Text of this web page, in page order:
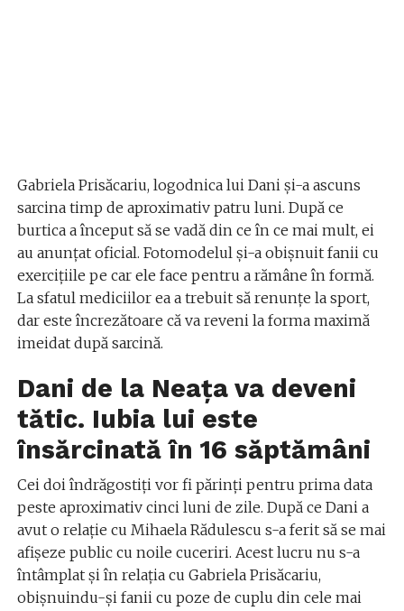
Gabriela Prisăcariu, logodnica lui Dani și-a ascuns
sarcina timp de aproximativ patru luni. După ce
burtica a început să se vadă din ce în ce mai mult, ei
au anunțat oficial. Fotomodelul și-a obișnuit fanii cu
exercițiile pe car ele face pentru a rămâne în formă.
La sfatul mediciilor ea a trebuit să renunțe la sport,
dar este încrezătoare că va reveni la forma maximă
imeidat după sarcină.
Dani de la Neața va deveni
tătic. Iubia lui este
însărcinată în 16 săptămâni
Cei doi îndrăgostiți vor fi părinți pentru prima data
peste aproximativ cinci luni de zile. După ce Dani a
avut o relație cu Mihaela Rădulescu s-a ferit să se mai
afișeze public cu noile cuceriri. Acest lucru nu s-a
întâmplat și în relația cu Gabriela Prisăcariu,
obișnuindu-și fanii cu poze de cuplu din cele mai